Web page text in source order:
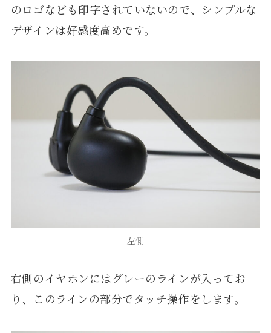
のロゴなども印字されていないので、シンプルな
デザインは好感度高めです。
左側
右側のイヤホンにはグレーのラインが入ってお
り、このラインの部分でタッチ操作をします。